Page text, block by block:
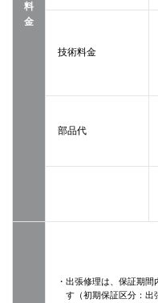
料
金
技術料金
部品代
・出張修理は、保証期
す（初期保証区分：出